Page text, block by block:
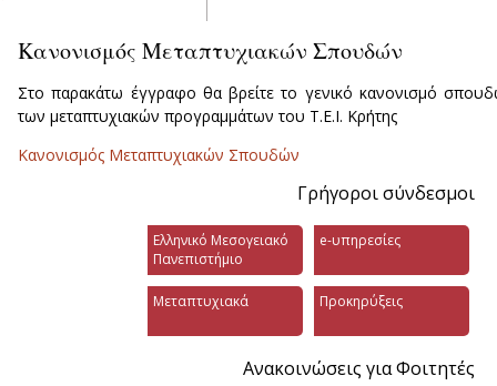
Κανονισμός Μεταπτυχιακών Σπουδών
Στο παρακάτω έγγραφο θα βρείτε το γενικό κανονισμό
των μεταπτυχιακών προγραμμάτων του Τ.Ε.Ι. Κρήτης
Κανονισμός Μεταπτυχιακών Σπουδών
Γρήγοροι σύνδεσμοι
Ελληνικό Μεσογειακό
Πανεπιστήμιο
e-υπηρεσίες
Μεταπτυχιακά Προκηρύξεις
Ανακοινώσεις για Φοιτητές